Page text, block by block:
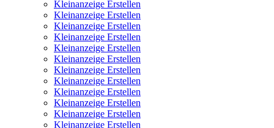
Kleinanzeige Erstellen
Kleinanzeige Erstellen
Kleinanzeige Erstellen
Kleinanzeige Erstellen
Kleinanzeige Erstellen
Kleinanzeige Erstellen
Kleinanzeige Erstellen
Kleinanzeige Erstellen
Kleinanzeige Erstellen
Kleinanzeige Erstellen
Kleinanzeige Erstellen
Kleinanzeige Erstellen